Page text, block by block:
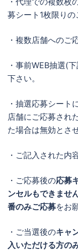
募シート1枚限りの
・複数店舗へのご
・事前WEB抽選(
下さい。
・抽選応募シート
店舗にご応募され
た場合は無効とさ
・ご記入された内
・ご応募後の応募
ンセルもできませ
番のみご応募をお
・ご当選後のキャ
入いただける方の